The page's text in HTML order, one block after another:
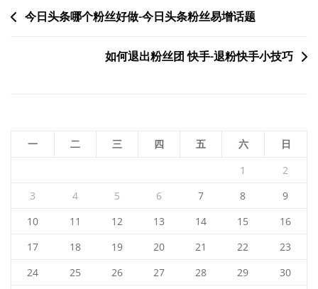
文今日头条哪个粉丝好做-今日头条粉丝易增话题
如何退出粉丝团 快手-退粉快手小技巧
一 二 三 四 五 六
日
1
2
3
4 5 6 7 8
9
10
11 12 13 14 15
16
17
18 19 20 21 22
23
24
25 26 27 28 29
30